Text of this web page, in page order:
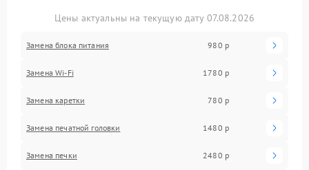
Цены актуальны на текущую дату 07.08.2026
Замена блока питания 980 р
Замена Wi-Fi 1780 р
Замена каретки 780 р
Замена печатной головки 1480 р
Замена печки 2480 р